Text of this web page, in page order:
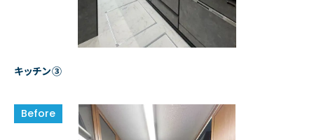
キッチン③